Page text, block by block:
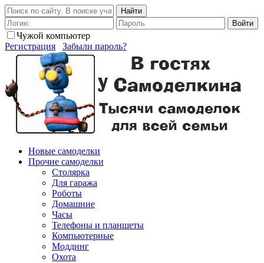
Найти
Войти
Чужой компьютер
Регистрация
Забыли пароль?
Новые самоделки
Прочие самоделки
Столярка
Для гаража
Роботы
Домашние
Часы
Телефоны и планшеты
Компьютерные
Моддинг
Охота